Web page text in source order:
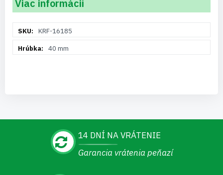
Viac informácií
informáciíKRF-16185
40 mm
14 DNÍ NA VRÁTENIE
Garancia vrátenia peňazí